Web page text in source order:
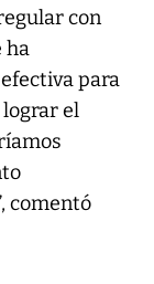
con
ha
para
lograr el
comentó